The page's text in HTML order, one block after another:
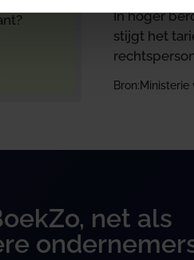
In hoger
stijgt het
net als